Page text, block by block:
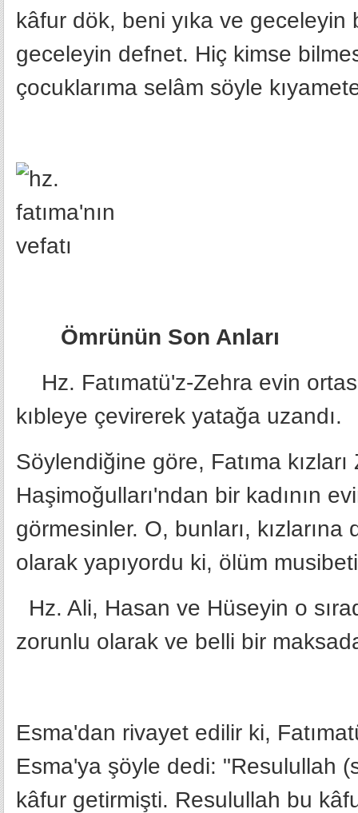
kâfur dök, beni yıka ve geceleyin
geceleyin defnet. Hiç kimse
çocuklarıma selâm söyle
Ömrünün Son Anları
Hz. Fatımatü'z-Zehra evin
kıbleye çevirerek yatağa uzandı.
Söylendiğine göre, Fatıma
Haşimoğulları'ndan bir kadının
görmesinler. O, bunları,
olarak yapıyordu ki, ölüm
Hz. Ali, Hasan ve Hüseyin o
zorunlu olarak ve belli bir
Esma'dan rivayet edilir ki,
Esma'ya şöyle dedi: "Resulullah
kâfur getirmişti. Resulullah bu